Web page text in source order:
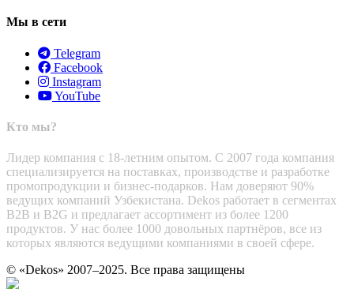
Мы в сети
Telegram
Facebook
Instagram
YouTube
Кто мы?
Лидер компания с 18-летним опытом. С 2007 года компания
специализируется на поставках, производстве и разработке
промопродукции и бизнес-подарков. Нам доверяют 90%
ведущих компаний Узбекистана. Dekos работает в сегментах
B2B и B2G и предлагает ассортимент из более 1200
продуктов. У нас более 1000 довольных партнёров, все из
которых являются ведущими компаниями в своей сфере.
© «Dekos» 2007–2025. Все права защищены